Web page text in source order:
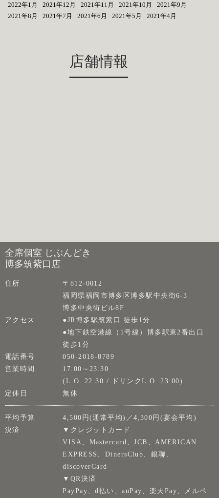
2022年1月
2021年12月 2021年11月 2021年10月
2021年9月
2021年8月
2021年7月 2021年6月 2021年5月 2021年4月
店舗情報
全席個室 じぶんどき
博多筑紫口店
住所
〒812-0012
福岡県福岡市博多区博多駅中央街6-3
博多中央街ビル8F
アクセス
●JR博多駅筑紫口 徒歩1分
●地下鉄空港線（1号線）博多駅東2番出口
徒歩1分
電話番号
050-2018-8789
営業時間
17:00～23:30
(L.O. 22:30 / ドリンクL.O. 23:00)
定休日
無休
平均予算
4,500円(通常平均)／4,300円(宴会平均)
決済
▼クレジットカード
VISA、Mastercard、JCB、AMERICAN
EXPRESS、DinersClub、銀聯、
discoverCard
▼QR決済
PayPay、d払い、auPay、楽天Pay、メルペ